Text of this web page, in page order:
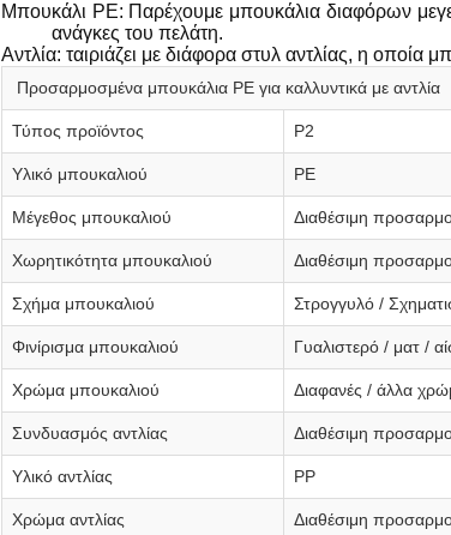
Μπουκάλι PE: Παρέχουμε μπουκάλια διαφόρων
ανάγκες του πελάτη.
Αντλία: ταιριάζει με διάφορα στυλ αντλίας, η
Προσαρμοσμένα μπουκάλια PE για καλλυντικά με αντλία
Τύπος προϊόντος P2
Υλικό μπουκαλιού PE
Μέγεθος μπουκαλιού Διαθέσιμη
Χωρητικότητα μπουκαλιού Διαθέσιμη
Σχήμα μπουκαλιού Στρογγυλό /
Φινίρισμα μπουκαλιού Γυαλιστερό / ματ /
Χρώμα μπουκαλιού Διαφανές / άλλα
Συνδυασμός αντλίας Διαθέσιμη
Υλικό αντλίας PP
Χρώμα αντλίας Διαθέσιμη